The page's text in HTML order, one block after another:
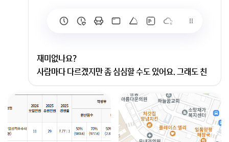
재미없나요?
사람마다 다르겠지만 좀 심심할 수도 있어요. 그래도 친
구랑 가면 괜찮을 것 같아요!
회원가입 혹은 광고 [X]를 누르면 내용이 보입니다